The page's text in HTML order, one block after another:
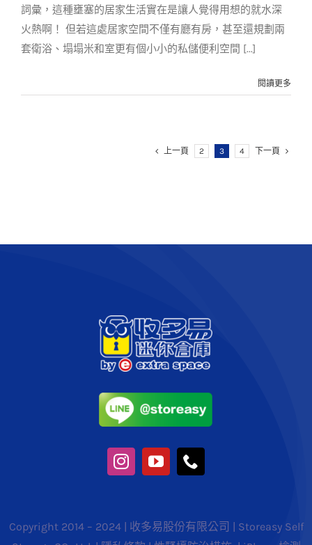
詞彙，這種壅塞的居家生活實在是讓人覺得用想的就水深
火熱啊！ 但若這處居家空間不僅有廳有房，甚至還規劃兩
套衛浴、塌塌米和室更有個小小的私儲便利空間 [...]
閱讀更多
上一頁 2 3 4 下一頁
Copyright 2014 – 2024 | 收多易股份有限公司 | Storeasy Self